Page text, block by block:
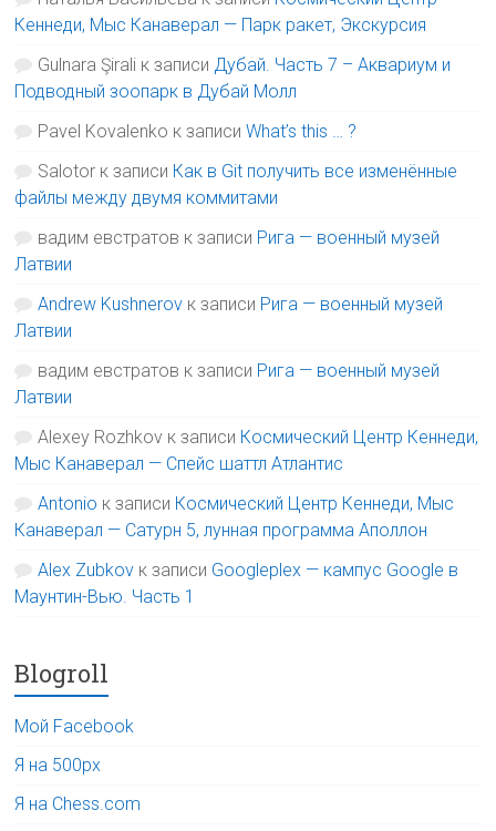
Кеннеди, Мыс Канаверал — Парк ракет, Экскурсия
Gulnara Şirali к записи Дубай. Часть 7 – Аквариум и
Подводный зоопарк в Дубай Молл
Pavel Kovalenko к записиWhat’s this … ?
Salotor к записи Как в Git получить все изменённые
файлы между двумя коммитами
вадим евстратов к записи Рига — военный музей
Латвии
Andrew Kushnerov к записи Рига — военный музей
Латвии
вадим евстратов к записи Рига — военный музей
Латвии
Alexey Rozhkov к записи Космический Центр Кеннеди,
Мыс Канаверал — Спейс шаттл Атлантис
Antonio к записи Космический Центр Кеннеди, Мыс
Канаверал — Сатурн 5, лунная программа Аполлон
Alex Zubkov к записи Googleplex — кампус Google в
Маунтин-Вью. Часть 1
Blogroll
Мой Facebook
Я на 500px
Я на Chess.com